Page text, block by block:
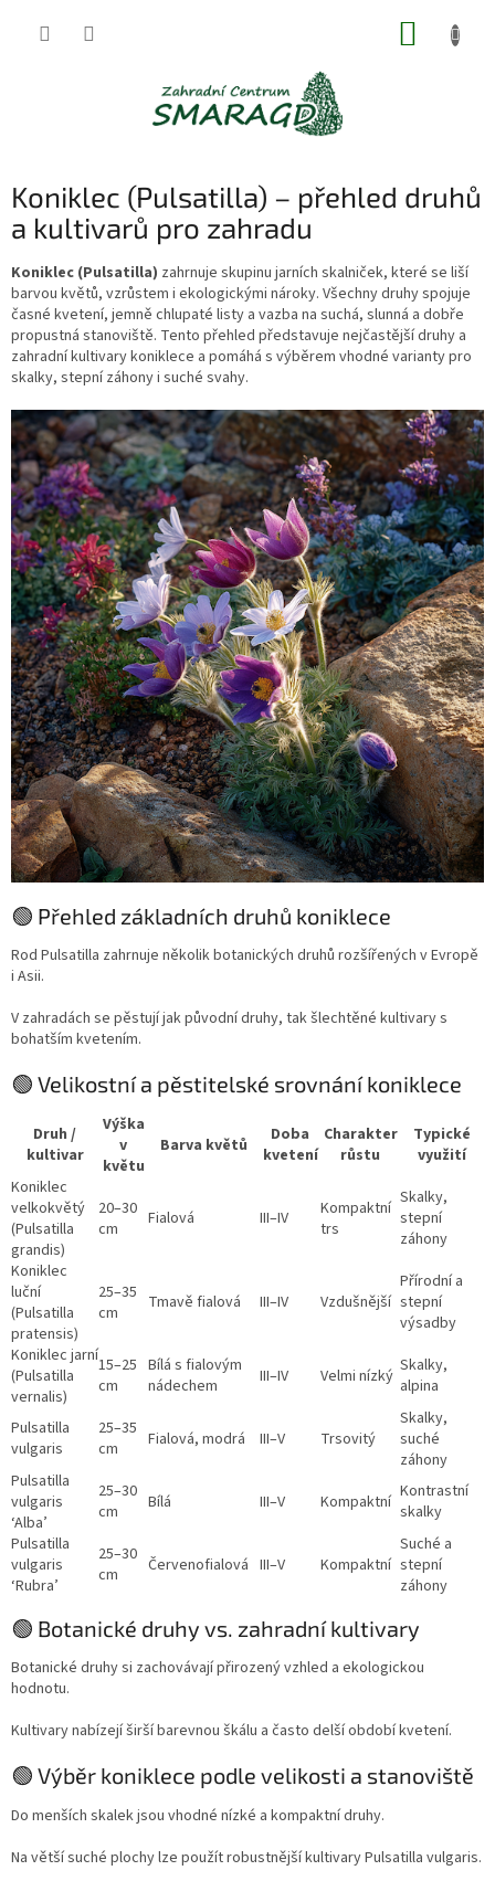
Koniklec (Pulsatilla) – přehled druhů
a kultivarů pro zahradu
Koniklec (Pulsatilla) zahrnuje skupinu jarních skalniček, které se liší
barvou květů, vzrůstem i ekologickými nároky. Všechny druhy spojuje
časné kvetení, jemně chlupaté listy a vazba na suchá, slunná a dobře
propustná stanoviště. Tento přehled představuje nejčastější druhy a
zahradní kultivary koniklece a pomáhá s výběrem vhodné varianty pro
skalky, stepní záhony i suché svahy.
🟢 Přehled základních druhů koniklece
Rod Pulsatilla zahrnuje několik botanických druhů rozšířených v Evropě
i Asii.
V zahradách se pěstují jak původní druhy, tak šlechtěné kultivary s
bohatším kvetením.
🟢 Velikostní a pěstitelské srovnání koniklece
Druh /
kultivar
Výška
v
květu
Barva květů
Doba
kvetení
Charakter
růstu
Typické
využití
Koniklec
velkokvětý
(Pulsatilla
grandis)
20–30
cm
Fialová III–IV
Kompaktní
trs
Skalky,
stepní
záhony
Koniklec
luční
(Pulsatilla
pratensis)
25–35
cm
Tmavě fialová III–IV Vzdušnější
Přírodní a
stepní
výsadby
Koniklec jarní
(Pulsatilla
vernalis)
15–25
cm
Bílá s fialovým
nádechem
III–IV Velmi nízký Skalky,
alpina
Pulsatilla
vulgaris
25–35
cm
Fialová, modrá III–V Trsovitý
Skalky,
suché
záhony
Pulsatilla
vulgaris
‘Alba’
25–30
cm
Bílá III–V Kompaktní Kontrastní
skalky
Pulsatilla
vulgaris
‘Rubra’
25–30
cm
Červenofialová III–V Kompaktní
Suché a
stepní
záhony
🟢 Botanické druhy vs. zahradní kultivary
Botanické druhy si zachovávají přirozený vzhled a ekologickou
hodnotu.
Kultivary nabízejí širší barevnou škálu a často delší období kvetení.
🟢 Výběr koniklece podle velikosti a stanoviště
Do menších skalek jsou vhodné nízké a kompaktní druhy.
Na větší suché plochy lze použít robustnější kultivary Pulsatilla vulgaris.